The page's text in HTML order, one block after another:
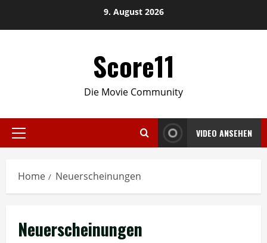
9. August 2026
Score11
Die Movie Community
Primary
VIDEO ANSEHEN
Home Neuerscheinungen
Neuerscheinungen